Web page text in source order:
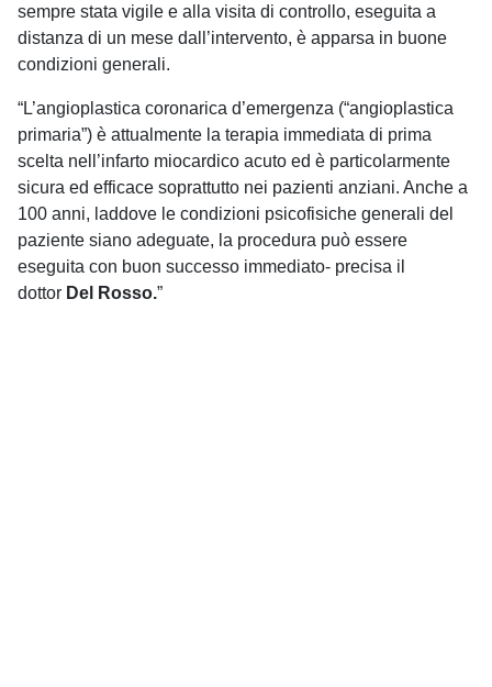
sempre stata vigile e alla visita di controllo, eseguita a
distanza di un mese dall’intervento, è apparsa in buone
condizioni generali.
“L’angioplastica coronarica d’emergenza (“angioplastica
primaria”) è attualmente la terapia immediata di prima
scelta nell’infarto miocardico acuto ed è particolarmente
sicura ed efficace soprattutto nei pazienti anziani. Anche a
100 anni, laddove le condizioni psicofisiche generali del
paziente siano adeguate, la procedura può essere
eseguita con buon successo immediato- precisa il
dottor Del Rosso.”